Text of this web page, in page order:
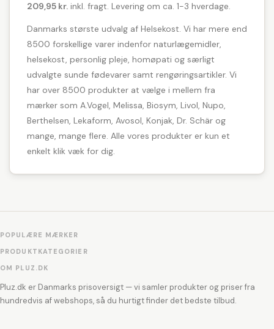
209,95 kr. inkl. fragt. Levering om ca. 1-3 hverdage.
Danmarks største udvalg af Helsekost. Vi har mere end
8500 forskellige varer indenfor naturlægemidler,
helsekost, personlig pleje, homøpati og særligt
udvalgte sunde fødevarer samt rengøringsartikler. Vi
har over 8500 produkter at vælge i mellem fra
mærker som A.Vogel, Melissa, Biosym, Livol, Nupo,
Berthelsen, Lekaform, Avosol, Konjak, Dr. Schär og
mange, mange flere. Alle vores produkter er kun et
enkelt klik væk for dig.
POPULÆRE MÆRKER
PRODUKTKATEGORIER
OM PLUZ.DK
Pluz.dk er Danmarks prisoversigt — vi samler produkter og priser fra
hundredvis af webshops, så du hurtigt finder det bedste tilbud.